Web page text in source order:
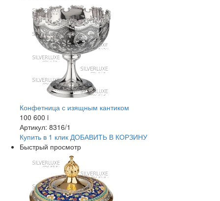
Конфетница с изящным кантиком
100 600 i
Артикул: 8316/1
Купить в 1 клик ДОБАВИТЬ В КОРЗИНУ
Быстрый просмотр